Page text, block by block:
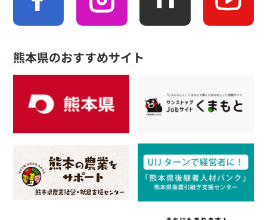
熊本県のおすすめサイト